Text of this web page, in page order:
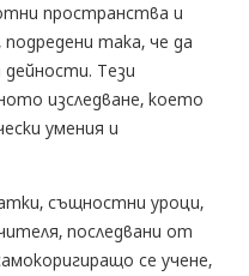
пространства и
така, че да
Тези
изследване, което
умения и
същностни уроци,
последвани от
се учене,